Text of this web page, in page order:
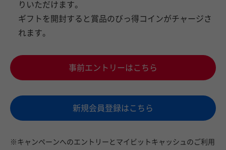
りいただけます。
ギフトを開封すると賞品のびっ得コインがチャージさ
れます。
事前エントリーはこちら
新規会員登録はこちら
※キャンペーンへのエントリーとマイビットキャッシュのご利用